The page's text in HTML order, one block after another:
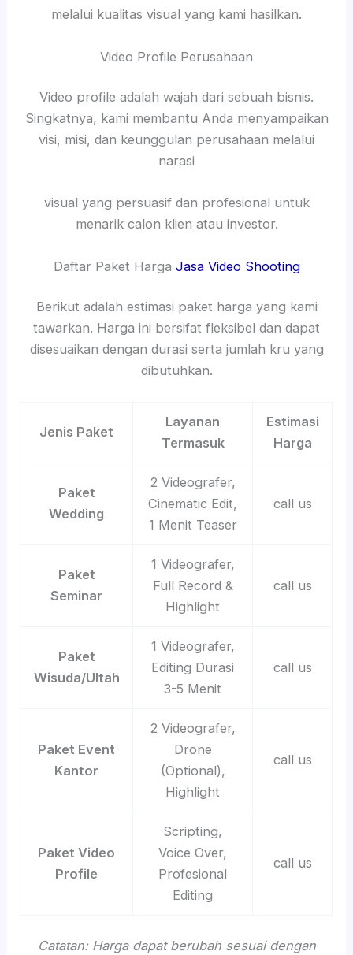
melalui kualitas visual yang kami hasilkan.
Video Profile Perusahaan
Video profile adalah wajah dari sebuah bisnis.
Singkatnya, kami membantu Anda menyampaikan
visi, misi, dan keunggulan perusahaan melalui
narasi
visual yang persuasif dan profesional untuk
menarik calon klien atau investor.
Daftar Paket Harga Jasa Video Shooting
Berikut adalah estimasi paket harga yang kami
tawarkan. Harga ini bersifat fleksibel dan dapat
disesuaikan dengan durasi serta jumlah kru yang
dibutuhkan.
Jenis Paket
Layanan
Termasuk
Estimasi
Harga
Paket
Wedding
2 Videografer,
Cinematic Edit,
1 Menit Teaser
call us
Paket
Seminar
1 Videografer,
Full Record &
Highlight
call us
Paket
Wisuda/Ultah
1 Videografer,
Editing Durasi
3-5 Menit
call us
Paket Event
Kantor
2 Videografer,
Drone
(Optional),
Highlight
call us
Paket Video
Profile
Scripting,
Voice Over,
Profesional
Editing
call us
Catatan: Harga dapat berubah sesuai dengan